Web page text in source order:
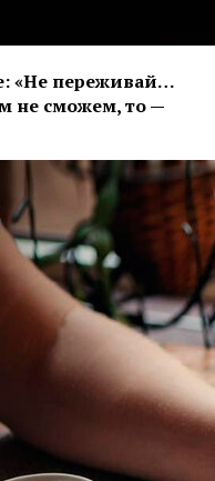
«Не переживай…
не сможем, то —